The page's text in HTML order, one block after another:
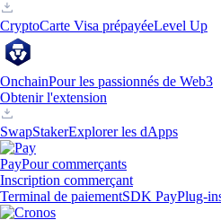
CryptoCarte Visa prépayéeLevel Up
OnchainPour les passionnés de Web3
Obtenir l'extension
SwapStakerExplorer les dApps
PayPour commerçants
Inscription commerçant
Terminal de paiementSDK PayPlug-